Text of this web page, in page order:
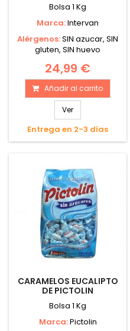
Bolsa 1 Kg
Marca:Intervan
Alérgenos:SIN azucar, SIN
gluten, SIN huevo
24,99 €
Añadir al carrito
Ver
Entrega en 2-3 días
CARAMELOS EUCALIPTO
DE PICTOLIN
Bolsa 1 Kg
Marca:Pictolin